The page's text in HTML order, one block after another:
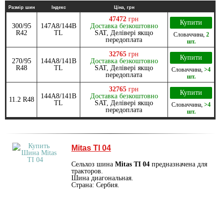
Размір шин Індекс Ціна, грн
300/95
R42
147A8/144B
TL
47472 грн
Доставка безкоштовно
SAT, Делівері якщо
передоплата
Купити
Словаччина, 2
шт.
270/95
R48
144A8/141B
TL
32765 грн
Доставка безкоштовно
SAT, Делівері якщо
передоплата
Купити
Словаччина >4
шт.
11.2 R48
144A8/141B
TL
32765 грн
Доставка безкоштовно
SAT, Делівері якщо
передоплата
Купити
Словаччина >4
шт.
Mitas TI 04
Сельхоз шина Mitas TI 04 предназначена для
тракторов.
Шина диагональная.
Страна: Сербия.